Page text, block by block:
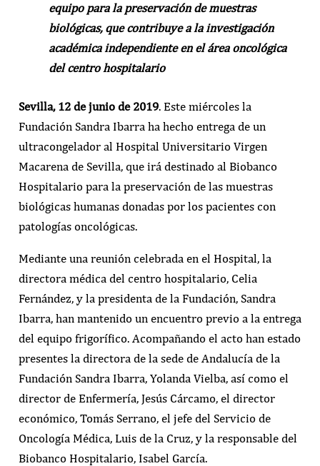
equipo para la preservación de muestras
biológicas, que contribuye a la investigación
académica independiente en el área oncológica
del centro hospitalario
Sevilla, 12 de junio de 2019. Este miércoles la
Fundación Sandra Ibarra ha hecho entrega de un
ultracongelador al Hospital Universitario Virgen
Macarena de Sevilla, que irá destinado al Biobanco
Hospitalario para la preservación de las muestras
biológicas humanas donadas por los pacientes con
patologías oncológicas.
Mediante una reunión celebrada en el Hospital, la
directora médica del centro hospitalario, Celia
Fernández, y la presidenta de la Fundación, Sandra
Ibarra, han mantenido un encuentro previo a la entrega
del equipo frigorífico. Acompañando el acto han estado
presentes la directora de la sede de Andalucía de la
Fundación Sandra Ibarra, Yolanda Vielba, así como el
director de Enfermería, Jesús Cárcamo, el director
económico, Tomás Serrano, el jefe del Servicio de
Oncología Médica, Luis de la Cruz, y la responsable del
Biobanco Hospitalario, Isabel García.